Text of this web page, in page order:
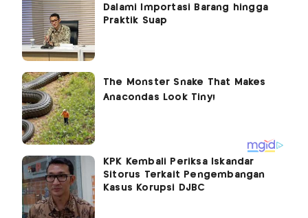
Dalami Importasi Barang hingga
Praktik Suap
KPK Kembali Periksa Iskandar
Sitorus Terkait Pengembangan
Kasus Korupsi DJBC